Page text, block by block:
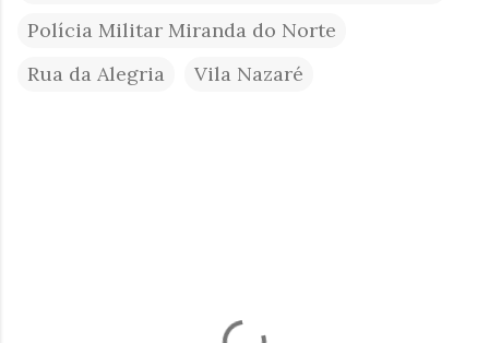
Polícia Militar Miranda do Norte
Rua da Alegria
Vila Nazaré